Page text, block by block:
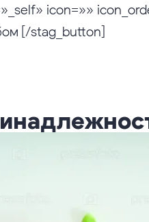
icon=»»
[/stag_button]